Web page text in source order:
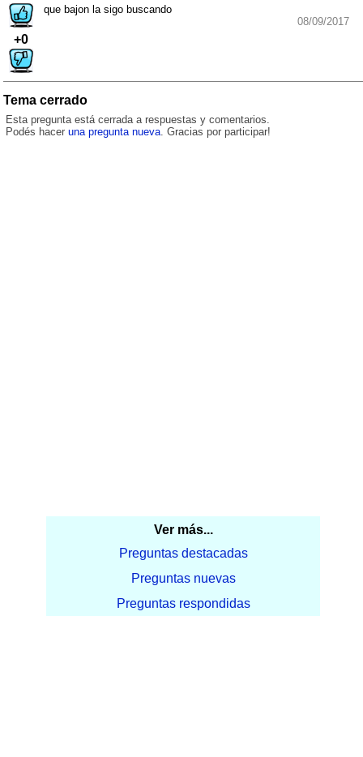
+0
que bajon la sigo buscando
08/09/2017
Tema cerrado
Esta pregunta está cerrada a respuestas y comentarios.
Podés hacer una pregunta nueva. Gracias por participar!
Ver más...
Preguntas destacadas
Preguntas nuevas
Preguntas respondidas